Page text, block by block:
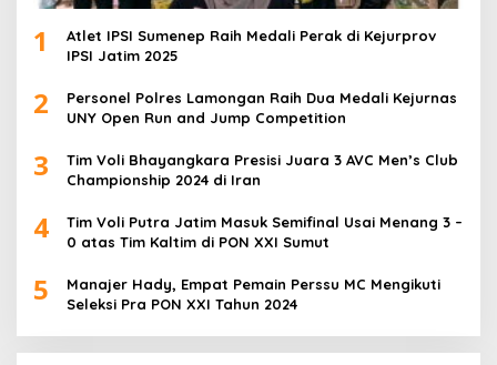
1
Atlet IPSI Sumenep Raih Medali Perak di Kejurprov
IPSI Jatim 2025
2
Personel Polres Lamongan Raih Dua Medali Kejurnas
UNY Open Run and Jump Competition
3
Tim Voli Bhayangkara Presisi Juara 3 AVC Men’s Club
Championship 2024 di Iran
4
Tim Voli Putra Jatim Masuk Semifinal Usai Menang 3 –
0 atas Tim Kaltim di PON XXI Sumut
5
Manajer Hady, Empat Pemain Perssu MC Mengikuti
Seleksi Pra PON XXI Tahun 2024